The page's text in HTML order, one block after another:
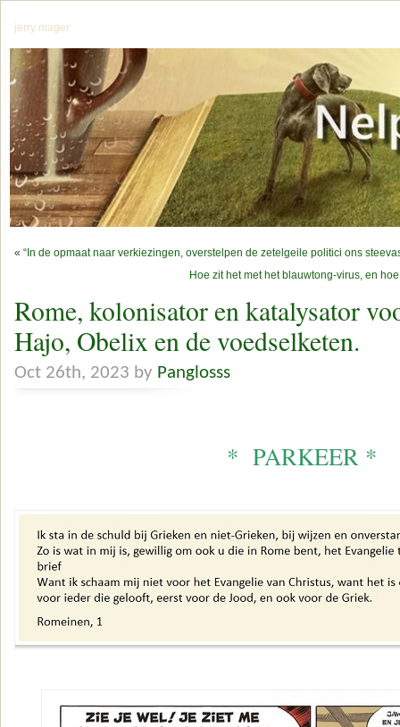
jerry mager
« “In de opmaat naar verkiezingen, overstelpen de zetelgeile politici ons
Hoe zit het met het blauwtong-virus, en
Rome, kolonisator en katalysator
Hajo, Obelix en de voedselketen.
Oct 26th, 2023 by Panglosss
* PARKEER *